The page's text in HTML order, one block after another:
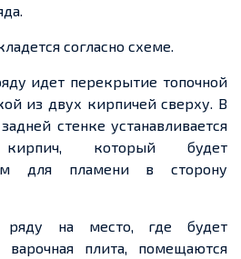
согласно схеме.
идет перекрытие топочной
из двух кирпичей сверху. В
стенке устанавливается
который будет
для пламени в сторону
ряду на место, где будет
варочная плита, помещаются